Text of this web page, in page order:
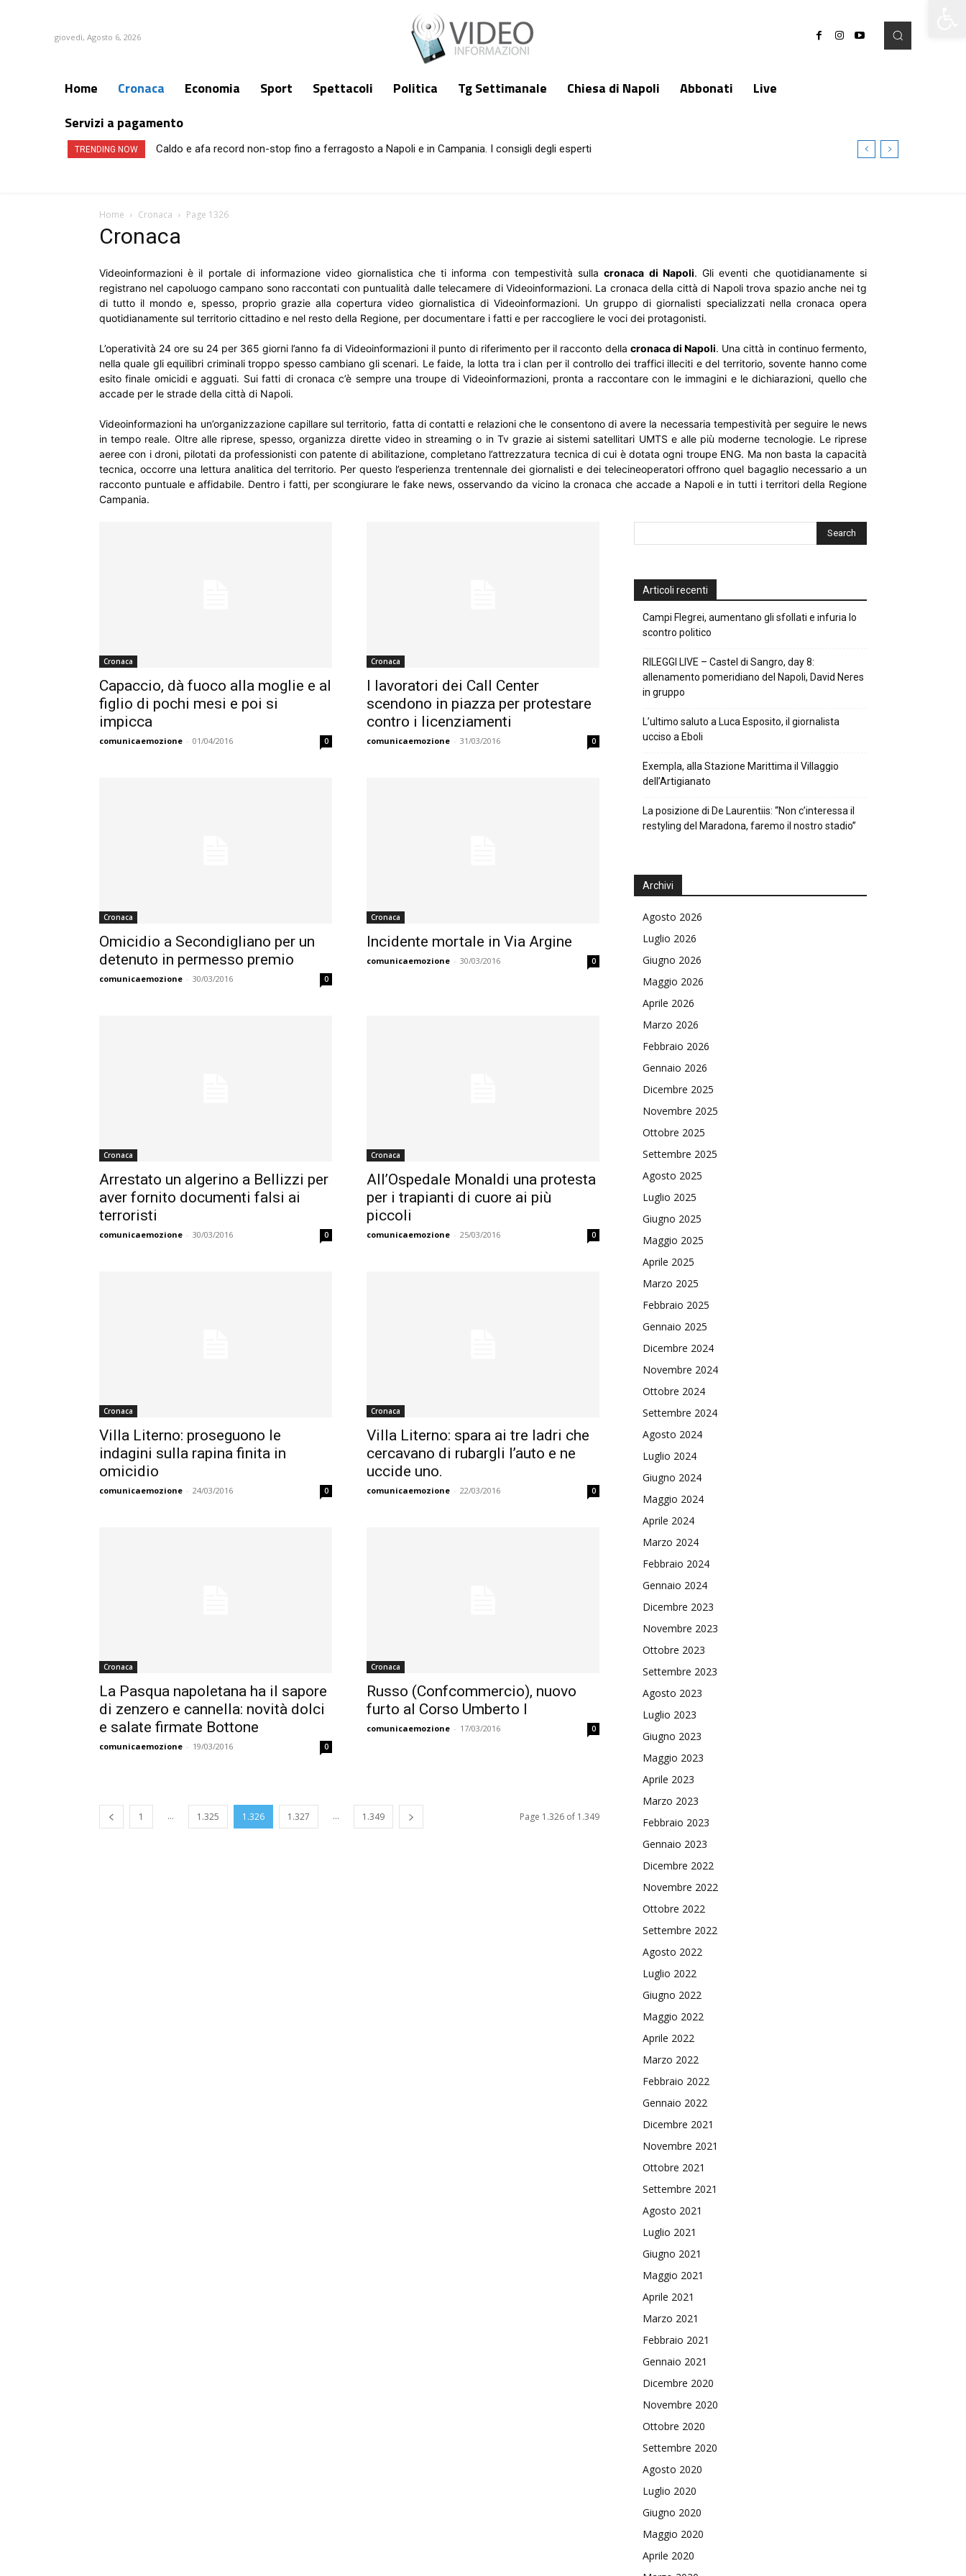
giovedì, Agosto 6, 2026
Home Cronaca Economia Sport Spettacoli Politica Tg Settimanale Chiesa di Napoli Abbonati
Live
Servizi a pagamento
TRENDING NOW Caldo e afa record non-stop fino a ferragosto a Napoli e in Campania. I consigli degli esperti
Home Cronaca Page 1326
Cronaca
Videoinformazioni è il portale di informazione video giornalistica che ti informa con tempestività sullacronaca di Napoli. Gli eventi che quotidianamente si
registrano nel capoluogo campano sono raccontati con puntualità dalle telecamere di Videoinformazioni. La cronaca della città di Napoli trova spazio anche nei tg
di tutto il mondo e, spesso, proprio grazie alla copertura video giornalistica di Videoinformazioni. Un gruppo di giornalisti specializzati nella cronaca opera
quotidianamente sul territorio cittadino e nel resto della Regione, per documentare i fatti e per raccogliere le voci dei protagonisti.
L’operatività 24 ore su 24 per 365 giorni l’anno fa di Videoinformazioni il punto di riferimento per il racconto della cronaca di Napoli. Una città in continuo fermento,
nella quale gli equilibri criminali troppo spesso cambiano gli scenari. Le faide, la lotta tra i clan per il controllo dei traffici illeciti e del territorio, sovente hanno come
esito finale omicidi e agguati. Sui fatti di cronaca c’è sempre una troupe di Videoinformazioni, pronta a raccontare con le immagini e le dichiarazioni, quello che
accade per le strade della città di Napoli.
Videoinformazioni ha un’organizzazione capillare sul territorio, fatta di contatti e relazioni che le consentono di avere la necessaria tempestività per seguire le news
in tempo reale. Oltre alle riprese, spesso, organizza dirette video in streaming o in Tv grazie ai sistemi satellitari UMTS e alle più moderne tecnologie. Le riprese
aeree con i droni, pilotati da professionisti con patente di abilitazione, completano l’attrezzatura tecnica di cui è dotata ogni troupe ENG. Ma non basta la capacità
tecnica, occorre una lettura analitica del territorio. Per questo l’esperienza trentennale dei giornalisti e dei telecineoperatori offrono quel bagaglio necessario a un
racconto puntuale e affidabile. Dentro i fatti, per scongiurare le fake news, osservando da vicino la cronaca che accade a Napoli e in tutti i territori della Regione
Campania.
Cronaca
Capaccio, dà fuoco alla moglie e al
figlio di pochi mesi e poi si
impicca
comunicaemozione - 01/04/2016 0
Cronaca
I lavoratori dei Call Center
scendono in piazza per protestare
contro i licenziamenti
comunicaemozione - 31/03/2016 0
Cronaca
Omicidio a Secondigliano per un
detenuto in permesso premio
comunicaemozione - 30/03/2016 0
Cronaca
Incidente mortale in Via Argine
comunicaemozione - 30/03/2016 0
Cronaca
Arrestato un algerino a Bellizzi per
aver fornito documenti falsi ai
terroristi
comunicaemozione - 30/03/2016 0
Cronaca
All’Ospedale Monaldi una protesta
per i trapianti di cuore ai più
piccoli
comunicaemozione - 25/03/2016 0
Cronaca
Villa Literno: proseguono le
indagini sulla rapina finita in
omicidio
comunicaemozione - 24/03/2016 0
Cronaca
Villa Literno: spara ai tre ladri che
cercavano di rubargli l’auto e ne
uccide uno.
comunicaemozione - 22/03/2016 0
Cronaca
La Pasqua napoletana ha il sapore
di zenzero e cannella: novità dolci
e salate firmate Bottone
comunicaemozione - 19/03/2016 0
Cronaca
Russo (Confcommercio), nuovo
furto al Corso Umberto I
comunicaemozione - 17/03/2016 0
1 ... 1.325 1.326 1.327 ... 1.349 Page 1.326 of 1.349
Articoli recenti
Campi Flegrei, aumentano gli sfollati e infuria lo
scontro politico
RILEGGI LIVE – Castel di Sangro, day 8:
allenamento pomeridiano del Napoli, David Neres
in gruppo
L’ultimo saluto a Luca Esposito, il giornalista
ucciso a Eboli
Exempla, alla Stazione Marittima il Villaggio
dell’Artigianato
La posizione di De Laurentiis: “Non c’interessa il
restyling del Maradona, faremo il nostro stadio”
Archivi
Agosto 2026
Luglio 2026
Giugno 2026
Maggio 2026
Aprile 2026
Marzo 2026
Febbraio 2026
Gennaio 2026
Dicembre 2025
Novembre 2025
Ottobre 2025
Settembre 2025
Agosto 2025
Luglio 2025
Giugno 2025
Maggio 2025
Aprile 2025
Marzo 2025
Febbraio 2025
Gennaio 2025
Dicembre 2024
Novembre 2024
Ottobre 2024
Settembre 2024
Agosto 2024
Luglio 2024
Giugno 2024
Maggio 2024
Aprile 2024
Marzo 2024
Febbraio 2024
Gennaio 2024
Dicembre 2023
Novembre 2023
Ottobre 2023
Settembre 2023
Agosto 2023
Luglio 2023
Giugno 2023
Maggio 2023
Aprile 2023
Marzo 2023
Febbraio 2023
Gennaio 2023
Dicembre 2022
Novembre 2022
Ottobre 2022
Settembre 2022
Agosto 2022
Luglio 2022
Giugno 2022
Maggio 2022
Aprile 2022
Marzo 2022
Febbraio 2022
Gennaio 2022
Dicembre 2021
Novembre 2021
Ottobre 2021
Settembre 2021
Agosto 2021
Luglio 2021
Giugno 2021
Maggio 2021
Aprile 2021
Marzo 2021
Febbraio 2021
Gennaio 2021
Dicembre 2020
Novembre 2020
Ottobre 2020
Settembre 2020
Agosto 2020
Luglio 2020
Giugno 2020
Maggio 2020
Aprile 2020